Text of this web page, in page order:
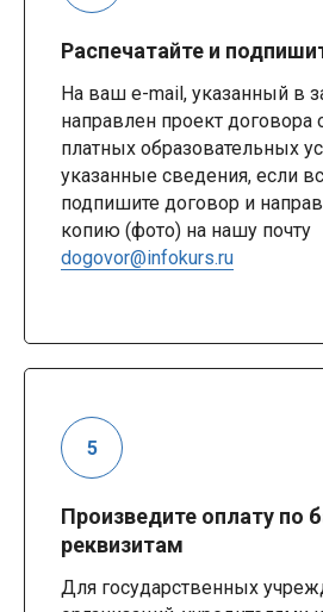
Распечатайте и
На ваш e-mail, указанный в
направлен проект договора
платных образовательных
указанные сведения, если
подпишите договор и
копию (фото) на нашу почту
dogovor@infokurs.ru
Произведите оплату по
реквизитам
Для государственных